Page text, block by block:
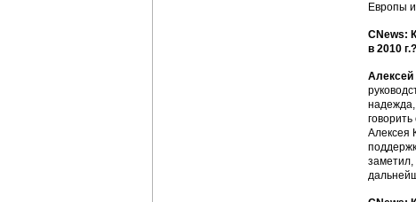
Европы
CNews:
в 2010 г.?
надежда,
Алексея
заметил,